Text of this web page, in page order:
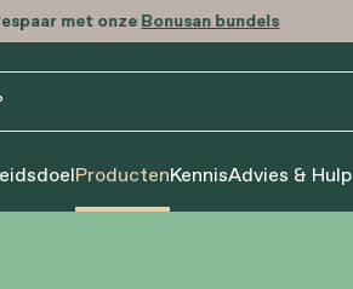
met onze Bonusan bundels
ProductenKennisAdvies & Hulp